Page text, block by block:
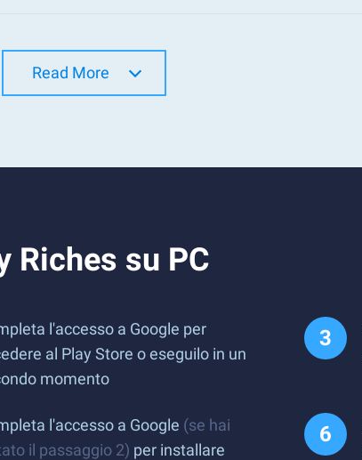
Read More
Riches su PC
l'accesso a Google per
al Play Store o eseguilo in un
momento
l'accesso a Google (se hai
il passaggio 2) per installare